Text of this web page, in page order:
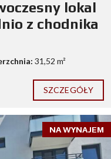
lokal
z chodnika
31,52 m²
SZCZEGÓŁY
NA WYNAJEM